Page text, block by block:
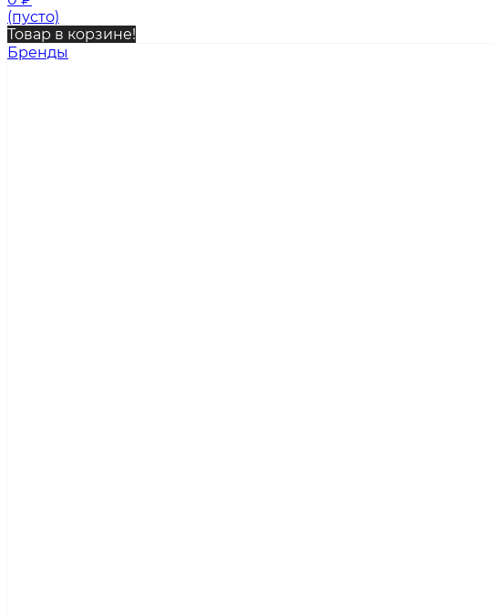
(пусто)
Товар в корзине!
Бренды